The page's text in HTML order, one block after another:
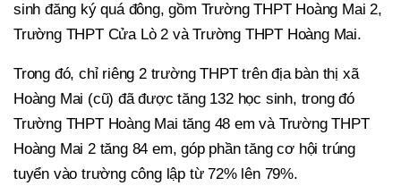
sinh đăng ký quá đông, gồm Trường THPT Hoàng Mai 2,
Trường THPT Cửa Lò 2 và Trường THPT Hoàng Mai.
Trong đó, chỉ riêng 2 trường THPT trên địa bàn thị xã
Hoàng Mai (cũ) đã được tăng 132 học sinh, trong đó
Trường THPT Hoàng Mai tăng 48 em và Trường THPT
Hoàng Mai 2 tăng 84 em, góp phần tăng cơ hội trúng
tuyển vào trường công lập từ 72% lên 79%.